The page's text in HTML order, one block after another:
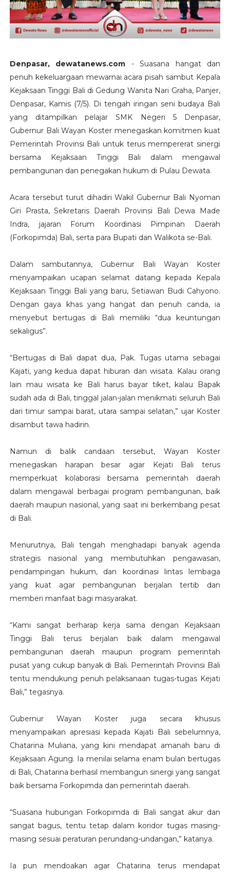
Denpasar, dewatanews.com - Suasana hangat dan
penuh kekeluargaan mewarnai acara pisah sambut Kepala
Kejaksaan Tinggi Bali di Gedung Wanita Nari Graha, Panjer,
Denpasar, Kamis (7/5). Di tengah iringan seni budaya Bali
yang ditampilkan pelajar SMK Negeri 5 Denpasar,
Gubernur Bali Wayan Koster menegaskan komitmen kuat
Pemerintah Provinsi Bali untuk terus mempererat sinergi
bersama Kejaksaan Tinggi Bali dalam mengawal
pembangunan dan penegakan hukum di Pulau Dewata.
Acara tersebut turut dihadiri Wakil Gubernur Bali Nyoman
Giri Prasta, Sekretaris Daerah Provinsi Bali Dewa Made
Indra, jajaran Forum Koordinasi Pimpinan Daerah
(Forkopimda) Bali, serta para Bupati dan Walikota se-Bali.
Dalam sambutannya, Gubernur Bali Wayan Koster
menyampaikan ucapan selamat datang kepada Kepala
Kejaksaan Tinggi Bali yang baru, Setiawan Budi Cahyono.
Dengan gaya khas yang hangat dan penuh canda, ia
menyebut bertugas di Bali memiliki “dua keuntungan
sekaligus”.
“Bertugas di Bali dapat dua, Pak. Tugas utama sebagai
Kajati, yang kedua dapat hiburan dan wisata. Kalau orang
lain mau wisata ke Bali harus bayar tiket, kalau Bapak
sudah ada di Bali, tinggal jalan-jalan menikmati seluruh Bali
dari timur sampai barat, utara sampai selatan,” ujar Koster
disambut tawa hadirin.
Namun di balik candaan tersebut, Wayan Koster
menegaskan harapan besar agar Kejati Bali terus
memperkuat kolaborasi bersama pemerintah daerah
dalam mengawal berbagai program pembangunan, baik
daerah maupun nasional, yang saat ini berkembang pesat
di Bali.
Menurutnya, Bali tengah menghadapi banyak agenda
strategis nasional yang membutuhkan pengawasan,
pendampingan hukum, dan koordinasi lintas lembaga
yang kuat agar pembangunan berjalan tertib dan
memberi manfaat bagi masyarakat.
“Kami sangat berharap kerja sama dengan Kejaksaan
Tinggi Bali terus berjalan baik dalam mengawal
pembangunan daerah maupun program pemerintah
pusat yang cukup banyak di Bali. Pemerintah Provinsi Bali
tentu mendukung penuh pelaksanaan tugas-tugas Kejati
Bali,” tegasnya.
Gubernur Wayan Koster juga secara khusus
menyampaikan apresiasi kepada Kajati Bali sebelumnya,
Chatarina Muliana, yang kini mendapat amanah baru di
Kejaksaan Agung. Ia menilai selama enam bulan bertugas
di Bali, Chatarina berhasil membangun sinergi yang sangat
baik bersama Forkopimda dan pemerintah daerah.
“Suasana hubungan Forkopimda di Bali sangat akur dan
sangat bagus, tentu tetap dalam koridor tugas masing-
masing sesuai peraturan perundang-undangan,” katanya.
Ia pun mendoakan agar Chatarina terus mendapat